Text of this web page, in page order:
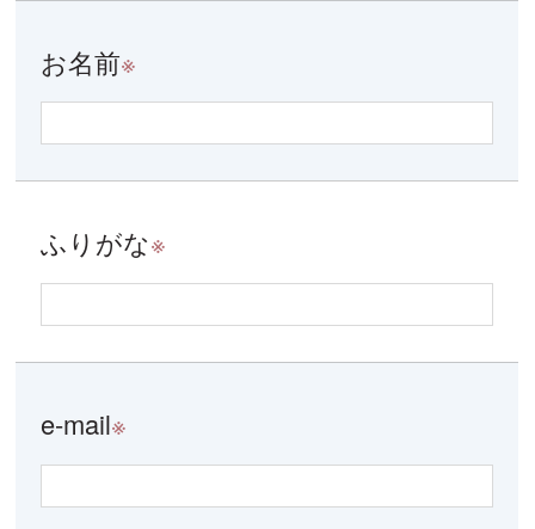
お名前※
ふりがな※
e-mail※